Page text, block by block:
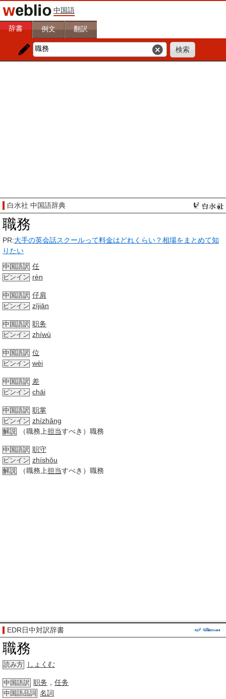
中国語
辞書 例文 翻訳
白水社 中国語辞典
職務
PR:大手の英会話スクールって料金はどれくらい？相場をまとめて知
りたい
中国語訳 任
ピンイン rèn
中国語訳 仔肩
ピンイン zījiān
中国語訳 职务
ピンイン zhíwù
中国語訳 位
ピンイン wèi
中国語訳 差
ピンイン chāi
中国語訳 职掌
ピンイン zhízhǎng
解説 （職務上担当すべき）職務
中国語訳 职守
ピンイン zhíshǒu
解説 （職務上担当すべき）職務
EDR日中対訳辞書
職務
読み方 しょくむ
中国語訳 职务 ， 任务
中国語品詞 名詞